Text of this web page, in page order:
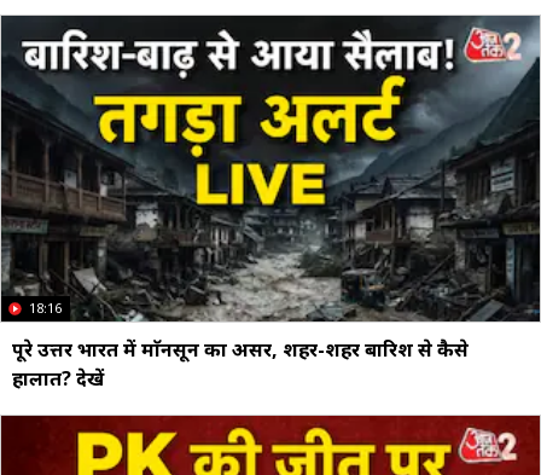
18:16
पूरे उत्तर भारत में माॅनसून का असर, शहर-शहर बारिश से कैसे
हालात? देखें